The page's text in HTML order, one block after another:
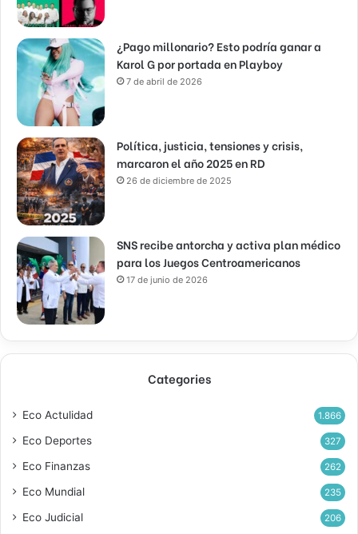
¿Pago millonario? Esto podría ganar a
Karol G por portada en Playboy
7 de abril de 2026
Política, justicia, tensiones y crisis,
marcaron el año 2025 en RD
26 de diciembre de 2025
SNS recibe antorcha y activa plan médico
para los Juegos Centroamericanos
17 de junio de 2026
Categories
Eco Actulidad 1.866
Eco Deportes 327
Eco Finanzas 262
Eco Mundial 235
Eco Judicial 206